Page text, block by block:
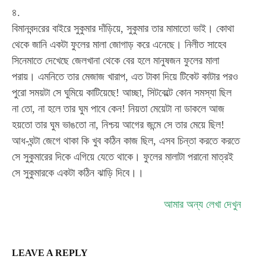
৪.
বিমানবন্দরের বাইরে সুকুমার দাঁড়িয়ে, সুকুমার তার মামাতো ভাই। কোথা
থেকে জানি একটা ফুলের মালা জোগাড় করে এনেছে। নিলীত সাহেব
সিনেমাতে দেখেছে জেলখানা থেকে বের হলে মানুষজন ফুলের মালা
পরায়। এমনিতে তার মেজাজ খারাপ, এত টাকা দিয়ে টিকেট কাটার পরও
পুরো সময়টা সে ঘুমিয়ে কাটিয়েছে! আচ্ছা, সিটবেল্টে কোন সমস্যা ছিল
না তো, না হলে তার ঘুম পাবে কেন! নিয়তা মেয়েটা না ডাকলে আজ
হয়তো তার ঘুম ভাঙতো না, নিশ্চয় আগের জন্মে সে তার মেয়ে ছিল!
আধ-ঘন্টা জেগে থাকা কি খুব কঠিন কাজ ছিল, এসব চিন্তা করতে করতে
সে সুকুমারের দিকে এগিয়ে যেতে থাকে। ফুলের মালাটা পরানো মাত্রই
সে সুকুমারকে একটা কঠিন ঝাড়ি দিবে।।
আমার অন্য লেখা দেখুন
LEAVE A REPLY